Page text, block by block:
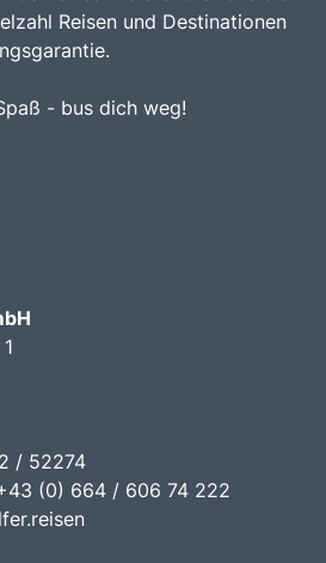
Reisen und Destinationen
- bus dich weg!
/ 52274
(0) 664 / 606 74 222